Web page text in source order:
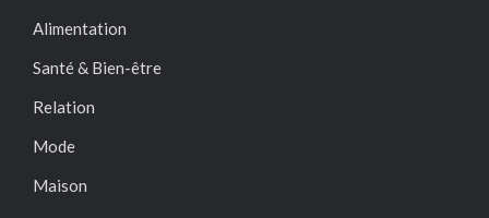
Alimentation
Santé & Bien-être
Relation
Mode
Maison